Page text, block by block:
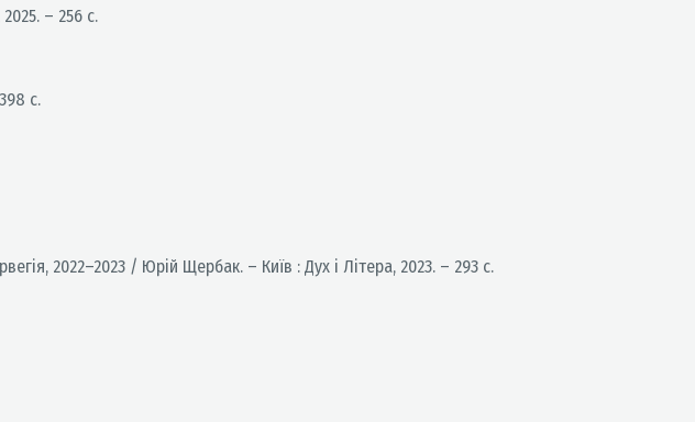
– 256 с.
с.
2022–2023 / Юрій Щербак. – Київ : Дух і Літера, 2023. – 293 с.